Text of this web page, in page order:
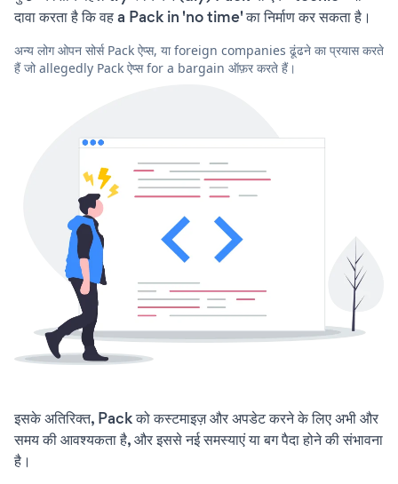
दावा करता है कि वह a Pack in 'no time' का निर्माण कर सकता है।
अन्य लोग ओपन सोर्स Pack ऐप्स, या foreign companies ढूंढने का प्रयास करते
हैं जो allegedly Pack ऐप्स for a bargain ऑफ़र करते हैं।
इसके अतिरिक्त, Pack को कस्टमाइज़ और अपडेट करने के लिए अभी और
समय की आवश्यकता है, और इससे नई समस्याएं या बग पैदा होने की संभावना
है।